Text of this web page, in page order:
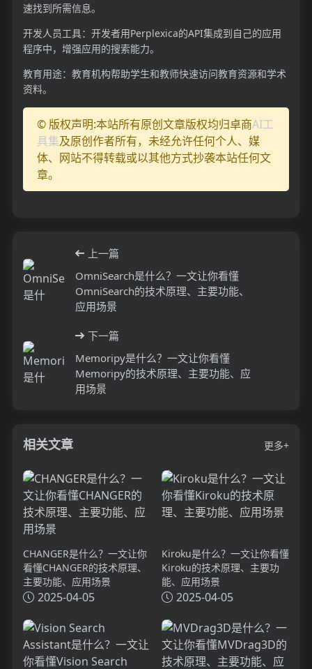
速找到所需信息。
开发人员工具：开发者用Perplexica的API集成到自己的应用
程序中，增强应用的搜索能力。
教育用途：教育机构帮助学生和教师快速访问教育资源和学术
资料。
© 版权声明:本站所有原创文章版权均归卓商AI工
具集及原创作者所有，未经允许任何个人、媒
体、网站不得转载或以其他方式抄袭本站任何文
章。
上一篇
OmniSearch是什么？一文让你看懂
OmniSearch的技术原理、主要功能、
应用场景
下一篇
Memoripy是什么？一文让你看懂
Memoripy的技术原理、主要功能、应
用场景
相关文章 更多+
CHANGER是什么？一文让你
看懂CHANGER的技术原理、
主要功能、应用场景
2025-04-05
Kiroku是什么？一文让你看懂
Kiroku的技术原理、主要功
能、应用场景
2025-04-05